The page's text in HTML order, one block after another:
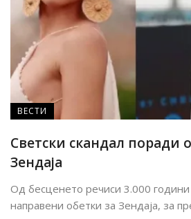
ВЕСТИ
Светски скандал поради
Зендаја
Од бесценето речиси 3.000 години
направени обетки за Зендаја, за